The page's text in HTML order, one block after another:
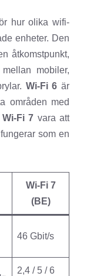
hur olika wifi-
enheter. Den
åtkomstpunkt,
mobiler,
Wi-Fi 6 är
områden med
Wi-Fi 7 vara att
som en
Wi-Fi 7
(BE)
46 Gbit/s
2,4 / 5 / 6